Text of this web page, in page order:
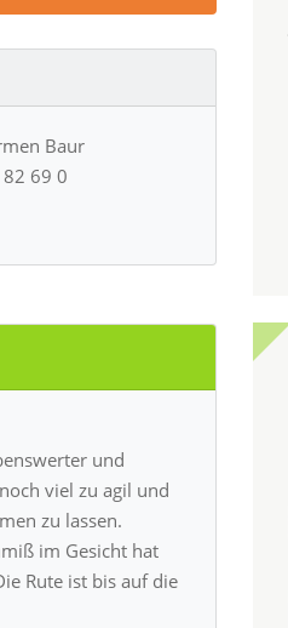
Baur
69 0
und
viel zu agil und
zu lassen.
im Gesicht hat
Rute ist bis auf die